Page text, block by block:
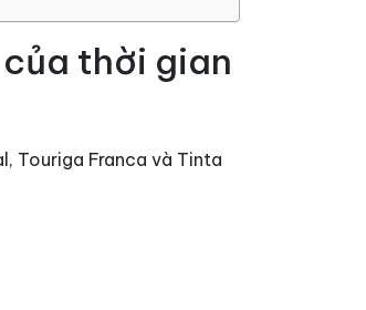
thời gian
Touriga Franca và Tinta
của mật ong, vani và